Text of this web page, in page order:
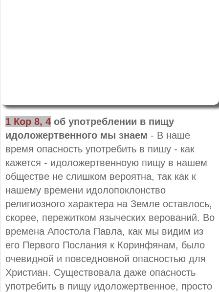
1 Кор 8, 4 об употреблении в пищу
идоложертвенного мы знаем - В наше
время опасность употребить в пишу - как
кажется - идоложертвенноую пищу в нашем
обществе не слишком вероятна, так как к
нашему времени идолопоклонство
религиозного характера на Земле оставлось,
скорее, пережитком языческих верований. Во
времена Апостола Павла, как мы видим из
его Первого Послания к Коринфянам, было
очевидной и повседновной опасностью для
Христиан. Существовала даже опасность
употребить в пищу идоложертвенное, просто